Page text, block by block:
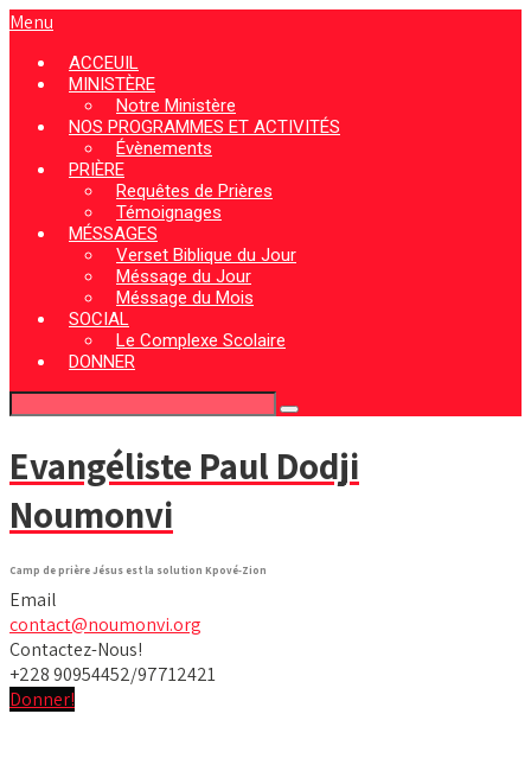
Menu
ACCEUIL
MINISTÈRE
Notre Ministère
NOS PROGRAMMES ET ACTIVITÉS
Évènements
PRIÈRE
Requêtes de Prières
Témoignages
MÉSSAGES
Verset Biblique du Jour
Méssage du Jour
Méssage du Mois
SOCIAL
Le Complexe Scolaire
DONNER
Evangéliste Paul Dodji
Noumonvi
Camp de prière Jésus est la solution Kpové-Zion
Email
contact@noumonvi.org
Contactez-Nous!
+228 90954452/97712421
Donner!